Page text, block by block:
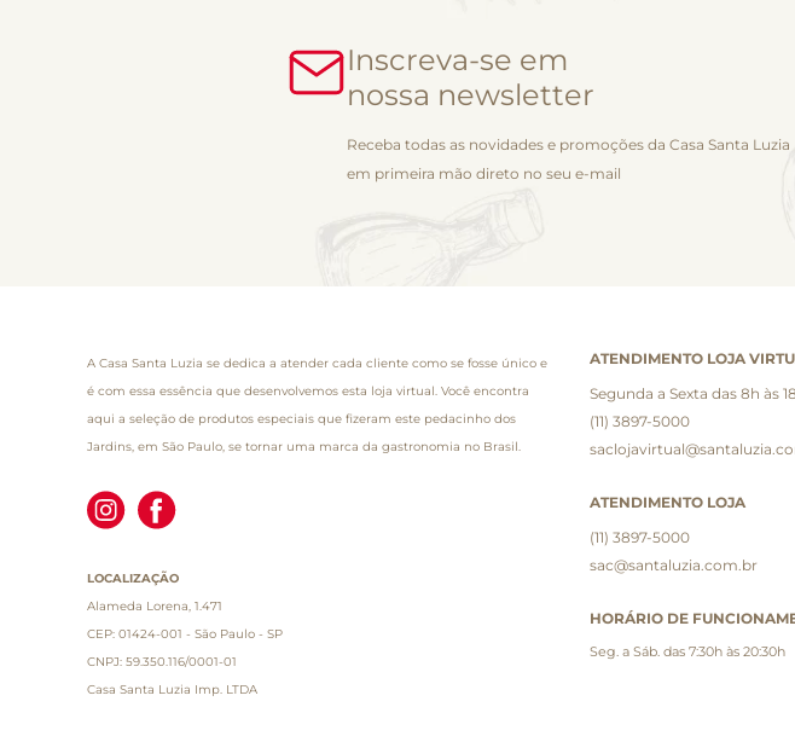
Inscreva-se em
nossa newsletter
Receba todas as novidades e promoções da Casa Santa Luzia
em primeira mão direto no seu e-mail
A Casa Santa Luzia se dedica a atender cada cliente como se fosse único e
é com essa essência que desenvolvemos esta loja virtual. Você encontra
aqui a seleção de produtos especiais que fizeram este pedacinho dos
Jardins, em São Paulo, se tornar uma marca da gastronomia no Brasil.
LOCALIZAÇÃO
Alameda Lorena, 1.471
CEP: 01424-001 - São Paulo - SP
CNPJ: 59.350.116/0001-01
Casa Santa Luzia Imp. LTDA
ATENDIMENTO LOJA
Segunda a Sexta das 8h às
(11) 3897-5000
ATENDIMENTO LOJA
(11) 3897-5000
sac@santaluzia.com.br
HORÁRIO DE
Seg. a Sáb. das 7:30h às 20:30h